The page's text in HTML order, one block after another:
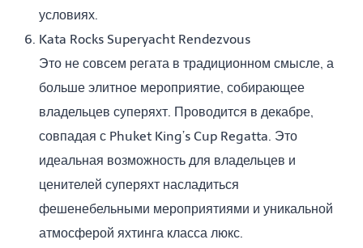
условиях.
Kata Rocks Superyacht Rendezvous
Это не совсем регата в традиционном смысле, а
больше элитное мероприятие, собирающее
владельцев суперяхт. Проводится в декабре,
совпадая с Phuket King’s Cup Regatta. Это
идеальная возможность для владельцев и
ценителей суперяхт насладиться
фешенебельными мероприятиями и уникальной
атмосферой яхтинга класса люкс.